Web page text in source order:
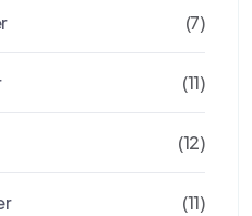
(7)
(11)
(12)
(11)